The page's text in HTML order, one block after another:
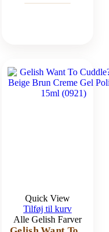
Quick View
Tilføj til kurv
Alle Gelish Farver